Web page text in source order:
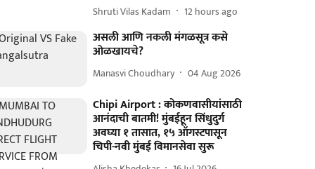
Shruti Vilas Kadam 12 hours ago
असली आणि नकली मंगळसूत्र कसे
ओळखायचे?
Manasvi Choudhary 04 Aug 2026
Chipi Airport : कोकणवासीयांसाठी
आनंदाची बातमी! मुंबईहून सिंधुदुर्ग
अवघ्या १ तासात, १५ ऑगस्टपासून
चिपी-नवी मुंबई विमानसेवा सुरू